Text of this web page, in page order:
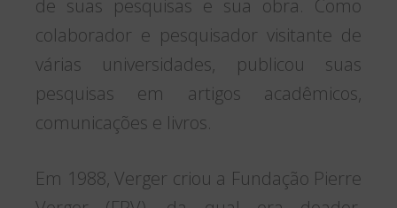
de suas pesquisas e sua obra. Como
colaborador e pesquisador visitante de
várias universidades, publicou suas
pesquisas em artigos acadêmicos,
comunicações e livros.
Em 1988, Verger criou a Fundação Pierre